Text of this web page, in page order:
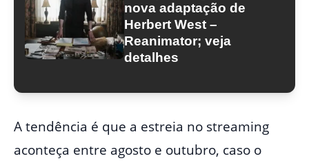
nova adaptação de
Herbert West –
Reanimator; veja
detalhes
A tendência é que a estreia no streaming
aconteça entre agosto e outubro, caso o